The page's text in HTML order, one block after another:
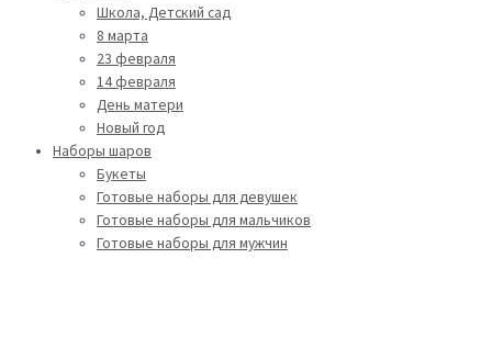
Школа, Детский сад
8 марта
23 февраля
14 февраля
День матери
Новый год
Наборы шаров
Букеты
Готовые наборы для девушек
Готовые наборы для мальчиков
Готовые наборы для мужчин